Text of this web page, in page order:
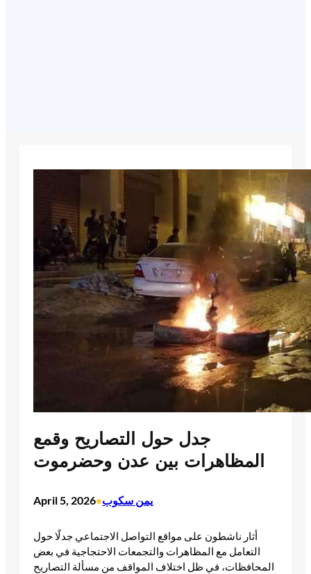
جدل حول التصاريح وقمع
المظاهرات بين عدن وحضرموت
April 5, 2026•يمن سكوب
أثار ناشطون على مواقع التواصل الاجتماعي جدلًا حول
التعامل مع المظاهرات والتجمعات الاحتجاجية في بعض
المحافظات، في ظل اختلاف المواقف من مسألة التصاريح